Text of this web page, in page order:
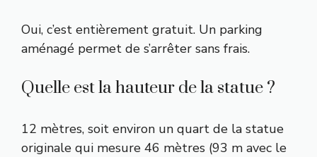
Oui, c’est entièrement gratuit. Un parking
aménagé permet de s’arrêter sans frais.
Quelle est la hauteur de la statue ?
12 mètres, soit environ un quart de la statue
originale qui mesure 46 mètres (93 m avec le